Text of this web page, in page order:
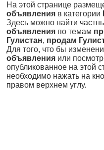
На этой странице
объявления в категории
Здесь можно найти
объявления по темам
Гулистан, продам
Для того, что бы
объявления или
опубликованное на этой
необходимо нажать на
правом верхнем углу.